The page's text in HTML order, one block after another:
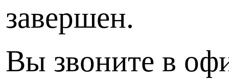
завершен.
Вы звоните в